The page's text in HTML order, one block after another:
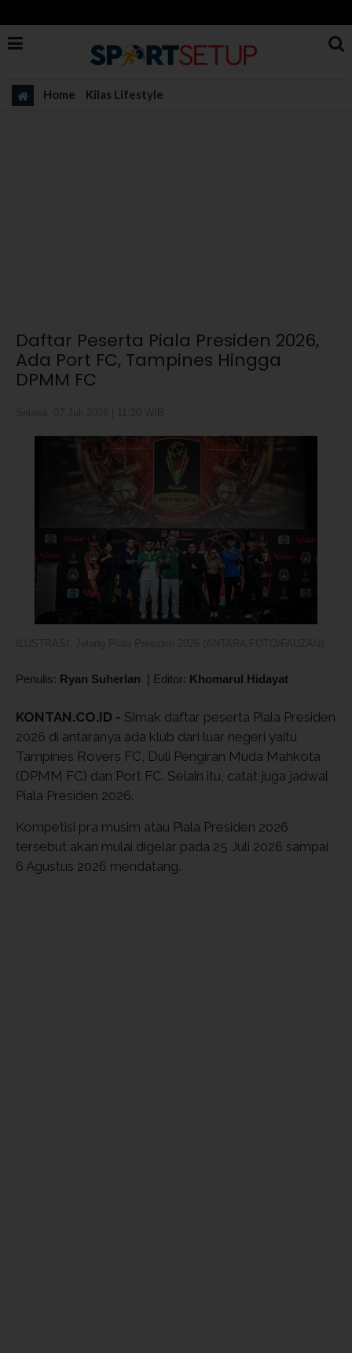
Home Kilas Lifestyle
Daftar Peserta Piala Presiden 2026,
Ada Port FC, Tampines Hingga
DPMM FC
Penulis: Ryan Suherlan | Editor: Khomarul Hidayat
KONTAN.CO.ID - Simak daftar peserta Piala Presiden
2026 di antaranya ada klub dari luar negeri yaitu
Tampines Rovers FC, Duli Pengiran Muda Mahkota
(DPMM FC) dan Port FC. Selain itu, catat juga jadwal
Piala Presiden 2026.
Kompetisi pra musim atau Piala Presiden 2026
tersebut akan mulai digelar pada 25 Juli 2026 sampai
6 Agustus 2026 mendatang.